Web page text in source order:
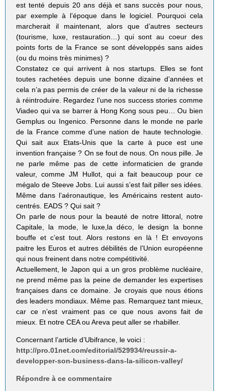
est tenté depuis 20 ans déjà et sans succès pour nous,
par exemple à l’époque dans le logiciel. Pourquoi cela
marcherait il maintenant, alors que d’autres secteurs
(tourisme, luxe, restauration…) qui sont au coeur des
points forts de la France se sont développés sans aides
(ou du moins très minimes) ?
Constatez ce qui arrivent à nos startups. Elles se font
toutes rachetées depuis une bonne dizaine d’années et
cela n’a pas permis de créer de la valeur ni de la richesse
à réintroduire. Regardez l’une nos success stories comme
Viadeo qui va se barrer à Hong Kong sous peu… Ou bien
Gemplus ou Ingenico. Personne dans le monde ne parle
de la France comme d’une nation de haute technologie.
Qui sait aux Etats-Unis que la carte à puce est une
invention française ? On se fout de nous. On nous pille. Je
ne parle même pas de cette informaticien de grande
valeur, comme JM Hullot, qui a fait beaucoup pour ce
mégalo de Steeve Jobs. Lui aussi s’est fait piller ses idées.
Même dans l’aéronautique, les Américains restent auto-
centrés. EADS ? Qui sait ?
On parle de nous pour la beauté de notre littoral, notre
Capitale, la mode, le luxe,la déco, le design la bonne
bouffe et c’est tout. Alors restons en là ! Et envoyons
paitre les Euros et autres débilités de l’Union européenne
qui nous freinent dans notre compétitivité.
Actuellement, le Japon qui a un gros problème nucléaire,
ne prend même pas la peine de demander les expertises
françaises dans ce domaine. Je croyais que nous étions
des leaders mondiaux. Même pas. Remarquez tant mieux,
car ce n’est vraiment pas ce que nous avons fait de
mieux. Et notre CEA ou Areva peut aller se rhabiller.
Concernant l’article d’Ubifrance, le voici :
http://pro.01net.com/editorial/529934/reussir-a-
developper-son-business-dans-la-silicon-valley/
Répondre à ce commentaire